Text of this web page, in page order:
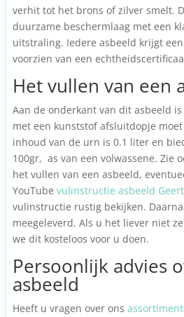
verhit tot het brons of zilver smelt.
duurzame beschermlaag met een
uitstraling. Iedere asbeeld krijgt
voorzien van een
Het vullen van een
Aan de onderkant van dit asbeeld
met een kunststof afsluitdopje
inhoud van de urn is 0.1 liter en
100gr, as van een volwassene. Zie
het vullen van een asbeeld,
YouTube vulinstructie asbeeld
vulinstructie rustig bekijken.
meegeleverd. Als u het liever niet
we dit kosteloos voor u doen.
Persoonlijk advies
asbeeld
Heeft u vragen over ons